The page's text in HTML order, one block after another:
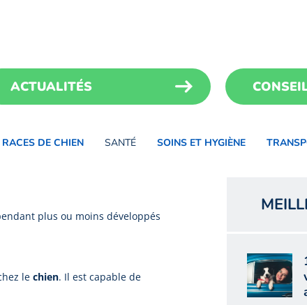
ACTUALITÉS
RACES DE CHIEN SANTÉ SOINS ET HYGIÈNE
plus ou moins développés
le chien. Il est capable de